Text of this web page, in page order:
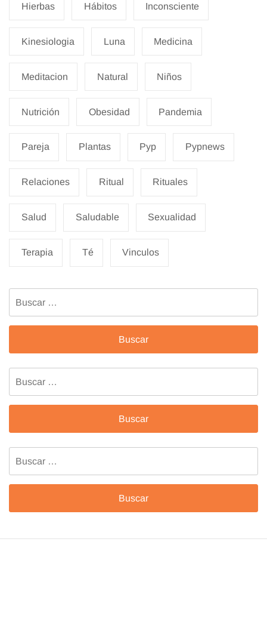
Hierbas Hábitos Inconsciente
Kinesiologia Luna Medicina
Meditacion Natural Niños
Nutrición Obesidad Pandemia
Pareja Plantas Pyp Pypnews
Relaciones Ritual Rituales
Salud Saludable Sexualidad
Terapia Té Vinculos